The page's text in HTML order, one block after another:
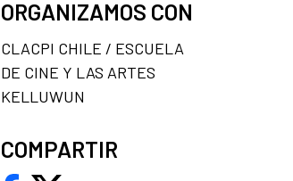
ORGANIZAMOS CON
CLACPI CHILE / ESCUELA
DE CINE Y LAS ARTES
KELLUWUN
COMPARTIR